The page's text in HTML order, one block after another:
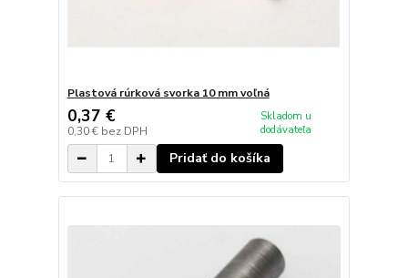
Plastová rúrková svorka 10 mm voľná
0,37 €
0,30 € bez DPH
Skladom u
dodávateľa
Pridať do košíka